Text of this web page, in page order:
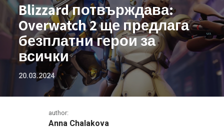
Blizzard потвърждава:
Overwatch 2 ще предлага
безплатни герои за
всички
20.03.2024
author:
Anna Chalakova